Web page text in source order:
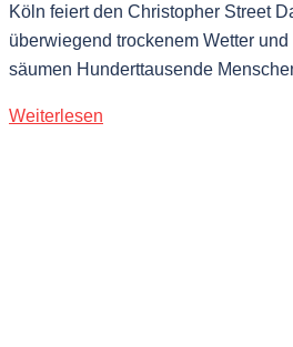
Köln feiert den Christopher Street
überwiegend trockenem Wetter
säumen Hunderttausende
Weiterlesen